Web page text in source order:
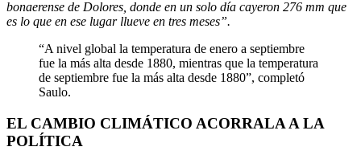
bonaerense de Dolores, donde en un solo día cayeron 276 mm que
es lo que en ese lugar llueve en tres meses”.
“A nivel global la temperatura de enero a septiembre
fue la más alta desde 1880, mientras que la temperatura
de septiembre fue la más alta desde 1880”, completó
Saulo.
EL CAMBIO CLIMÁTICO ACORRALA A LA
POLÍTICA